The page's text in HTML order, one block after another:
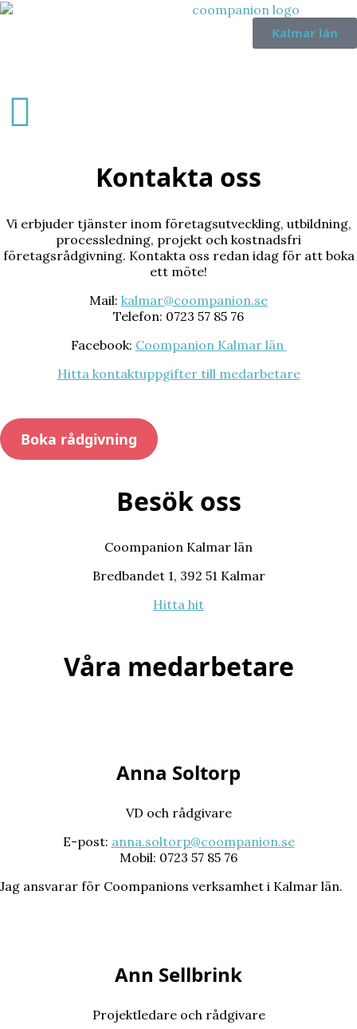
Kalmar län
Kontakta oss
Vi erbjuder tjänster inom företagsutveckling, utbildning,
processledning, projekt och kostnadsfri
företagsrådgivning. Kontakta oss redan idag för att boka
ett möte!
Mail: kalmar@coompanion.se
Telefon: 0723 57 85 76
Facebook: Coompanion Kalmar län
Hitta kontaktuppgifter till medarbetare
Boka rådgivning
Besök oss
Coompanion Kalmar län
Bredbandet 1, 392 51 Kalmar
Hitta hit
Våra medarbetare
Anna Soltorp
VD och rådgivare
E-post: anna.soltorp@coompanion.se
Mobil: 0723 57 85 76
Jag ansvarar för Coompanions verksamhet i Kalmar län.
Ann Sellbrink
Projektledare och rådgivare